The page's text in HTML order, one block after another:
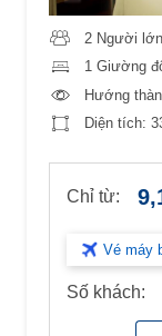
2 Người
1 Giường
Hướng
Diện tích:
Chỉ từ:
Vé máy
Số khách: